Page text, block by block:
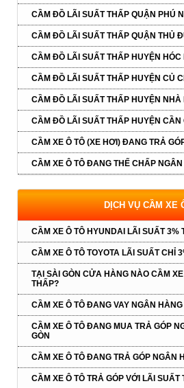
CẦM ĐỒ LÃI SUẤT THẤP QUẬN PHÚ
CẦM ĐỒ LÃI SUẤT THẤP QUẬN THỦ
CẦM ĐỒ LÃI SUẤT THẤP HUYỆN HÓC
CẦM ĐỒ LÃI SUẤT THẤP HUYỆN CỦ
CẦM ĐỒ LÃI SUẤT THẤP HUYỆN NHÀ
CẦM ĐỒ LÃI SUẤT THẤP HUYỆN CẦN
CẦM XE Ô TÔ (XE HƠI) ĐANG TRẢ
CẦM XE Ô TÔ ĐANG THẾ CHẤP
DỊCH VỤ CẦM XE
CẦM XE Ô TÔ HYUNDAI LÃI SUẤT 3%
CẦM XE Ô TÔ TOYOTA LÃI SUẤT CHỈ
TẠI SÀI GÒN CỬA HÀNG NÀO CẦM
THẤP?
CẦM XE Ô TÔ ĐANG VAY NGÂN HÀNG
CẦM XE Ô TÔ ĐANG MUA TRẢ GÓP
GÒN
CẦM XE Ô TÔ ĐANG TRẢ GÓP NGÂN
CẦM XE Ô TÔ TRẢ GÓP VỚI LÃI